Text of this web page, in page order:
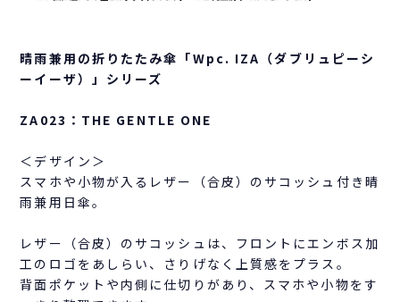
晴雨兼用の折りたたみ傘「Wpc. IZA（ダブリュピーシ
ーイーザ）」シリーズ
ZA023：THE GENTLE ONE
＜デザイン＞
スマホや小物が入るレザー（合皮）のサコッシュ付き晴
雨兼用日傘。
レザー（合皮）のサコッシュは、フロントにエンボス加
工のロゴをあしらい、さりげなく上質感をプラス。
背面ポケットや内側に仕切りがあり、スマホや小物をす